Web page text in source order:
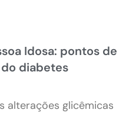
Idosa: pontos de
diabetes
alterações glicêmicas